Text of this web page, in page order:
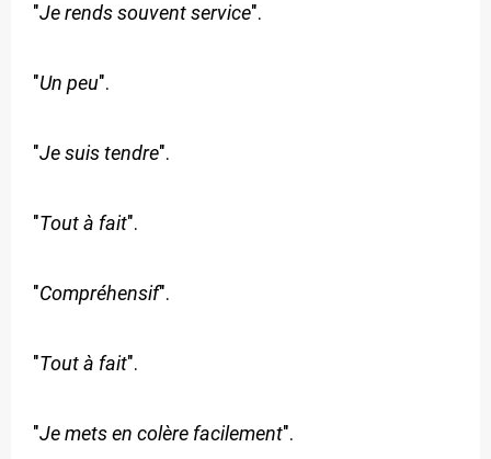
"Je rends souvent service".
"Un peu".
"Je suis tendre".
"Tout à fait".
"Compréhensif".
"Tout à fait".
"Je mets en colère facilement".